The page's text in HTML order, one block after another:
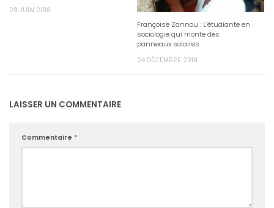
28 JUIN 2018
Françoise Zannou : L’étudiante en
sociologie qui monte des
panneaux solaires
24 DÉCEMBRE 2018
LAISSER UN COMMENTAIRE
Commentaire *